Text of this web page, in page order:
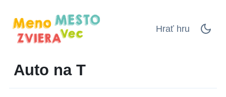
Hrať hru
Auto na T